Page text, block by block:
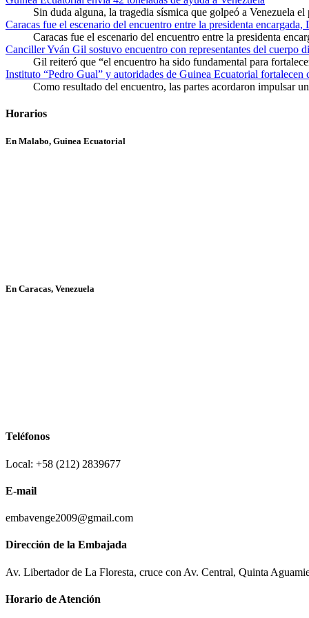
Sin duda alguna, la tragedia sísmica que golpeó a Venezuela
Caracas fue el escenario del encuentro entre la presidenta
Caracas fue el escenario del encuentro entre la presidenta
Canciller Yván Gil sostuvo encuentro con representantes del cuerpo
Gil reiteró que “el encuentro ha sido fundamental para
Instituto “Pedro Gual” y autoridades de Guinea Ecuatorial
Como resultado del encuentro, las partes acordaron impulsar
Horarios
En Malabo, Guinea Ecuatorial
En Caracas, Venezuela
Teléfonos
Local: +58 (212) 2839677
E-mail
embavenge2009@gmail.com
Dirección de la Embajada
Av. Libertador de La Floresta, cruce con Av. Central, Quinta
Horario de Atención